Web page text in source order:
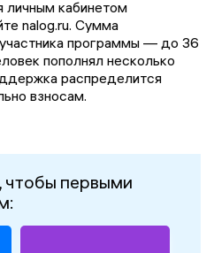
личным кабинетом
nalog.ru. Сумма
программы — до 36
пополнял несколько
распределится
взносам.
чтобы первыми